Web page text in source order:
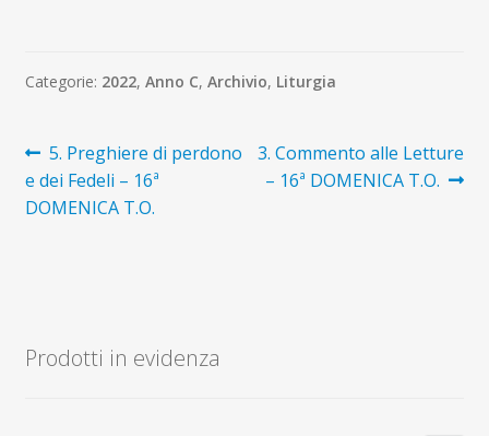
Categorie: 2022, Anno C, Archivio, Liturgia
Navigazione
articoli
Articolo
precedente:
5. Preghiere di perdono
e dei Fedeli – 16ª
DOMENICA T.O.
Articolo
successivo:
3. Commento alle Letture
– 16ª DOMENICA T.O.
Prodotti in evidenza